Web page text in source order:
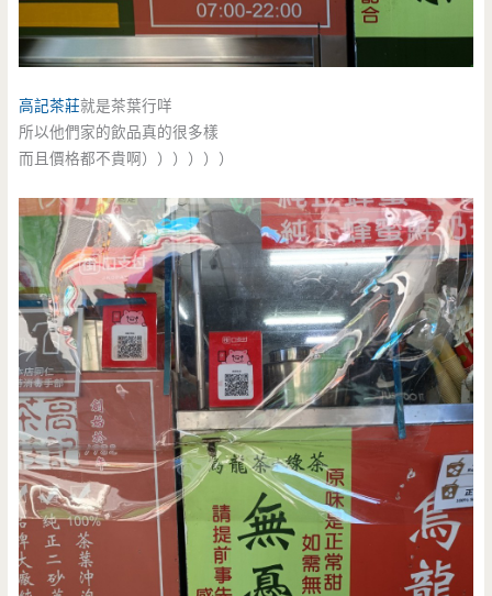
高記茶莊就是茶葉行咩
所以他們家的飲品真的很多樣
而且價格都不貴啊））））））